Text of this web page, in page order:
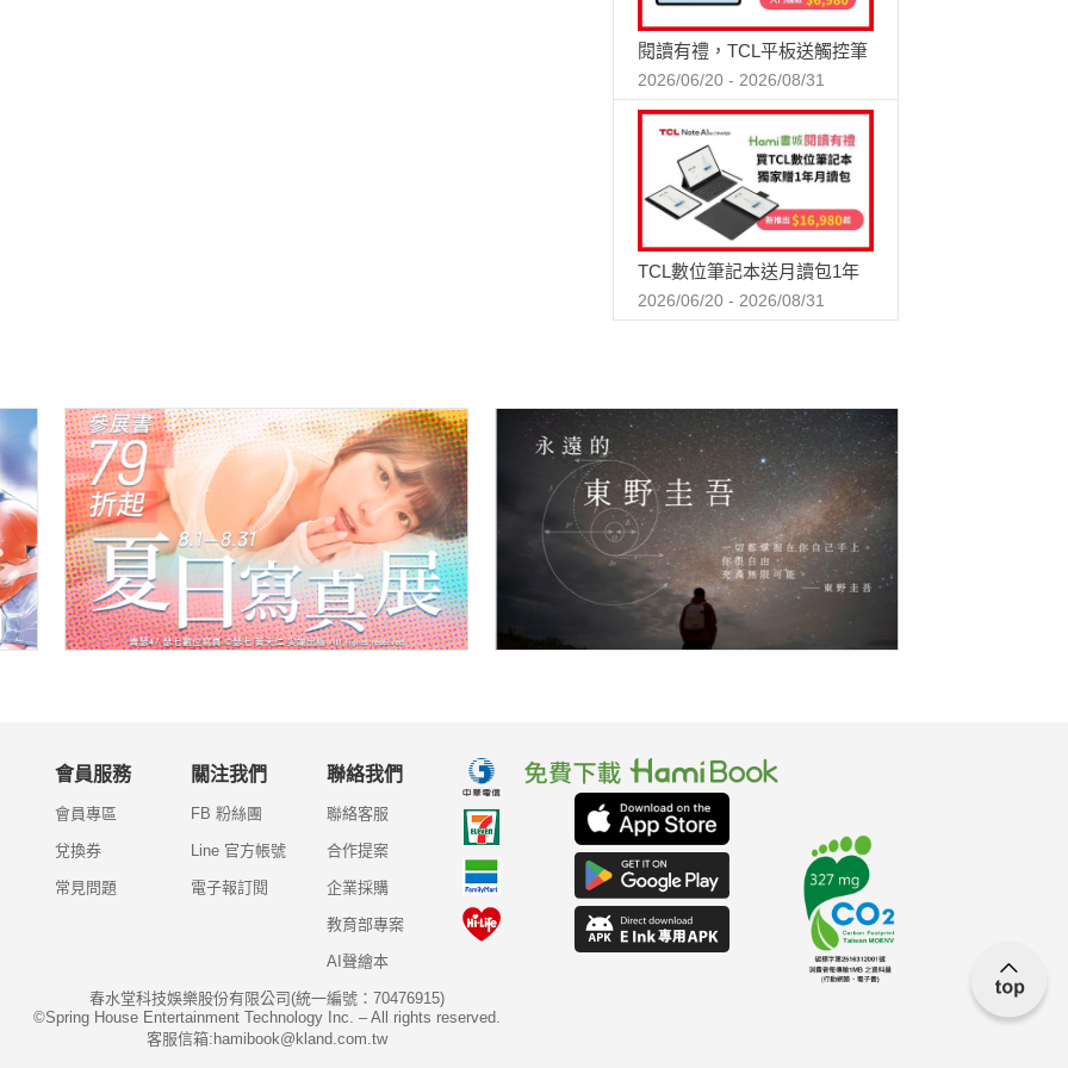
閱讀有禮，TCL平板送觸控筆
2026/06/20 - 2026/08/31
TCL數位筆記本送月讀包1年
2026/06/20 - 2026/08/31
會員服務
會員專區
兌換券
常見問題
關注我們
FB 粉絲團
Line 官方帳號
電子報訂閱
聯絡我們
聯絡客服
合作提案
企業採購
教育部專案
AI聲繪本
春水堂科技娛樂股份有限公司(統一編號：70476915)
©Spring House Entertainment Technology Inc. – All rights reserved.
客服信箱:hamibook@kland.com.tw